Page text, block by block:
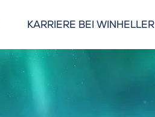
KARRIERE BEI WINHELLER